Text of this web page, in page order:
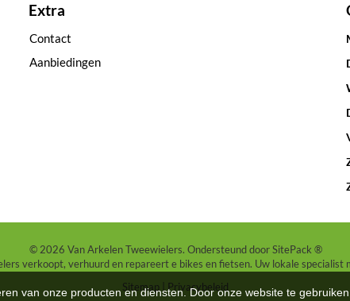
Extra
Contact
Aanbiedingen
© 2026 Van Arkelen Tweewielers. Ondersteund doorSitePack ®
verkoopt, verhuurd en repareert e bikes en fietsen. Uw lokale specialist
Sitemap
Privacybeleid
van onze producten en diensten. Door onze website te